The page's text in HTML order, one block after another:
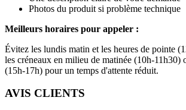
Photos du produit si problème technique
Meilleurs horaires pour appeler :
Évitez les lundis matin et les heures de pointe
les créneaux en milieu de matinée (10h-11h30)
(15h-17h) pour un temps d'attente réduit.
AVIS CLIENTS